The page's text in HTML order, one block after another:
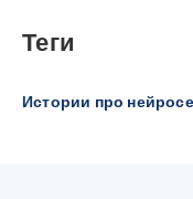
Теги
Истории про